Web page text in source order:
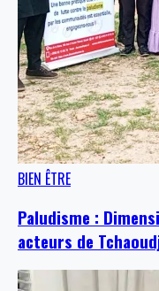
BIEN ÊTRE
Paludisme :
acteurs de